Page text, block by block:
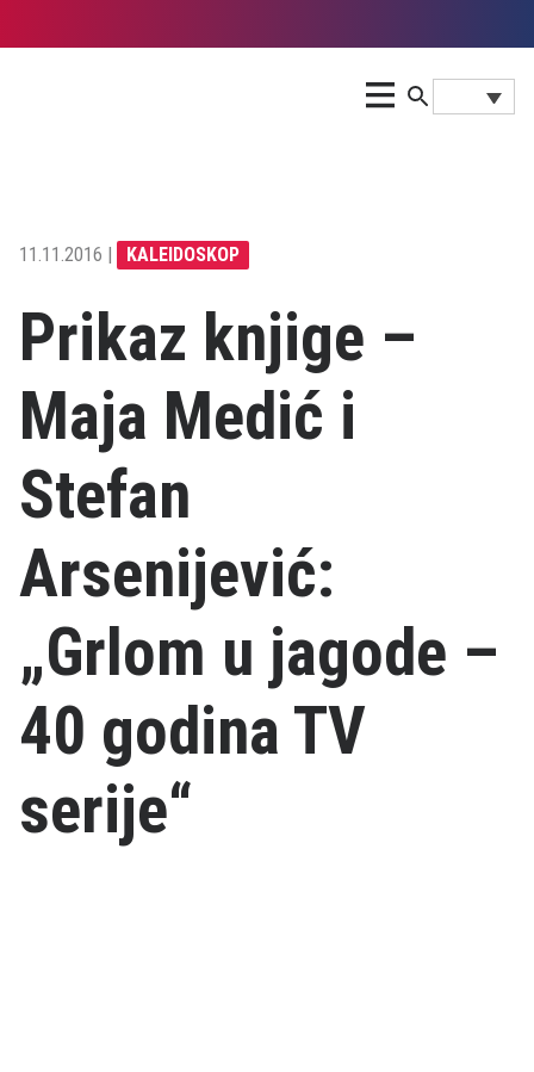
11.11.2016 | KALEIDOSKOP
Prikaz knjige –
Maja Medić i
Stefan
Arsenijević:
„Grlom u jagode –
40 godina TV
serije“